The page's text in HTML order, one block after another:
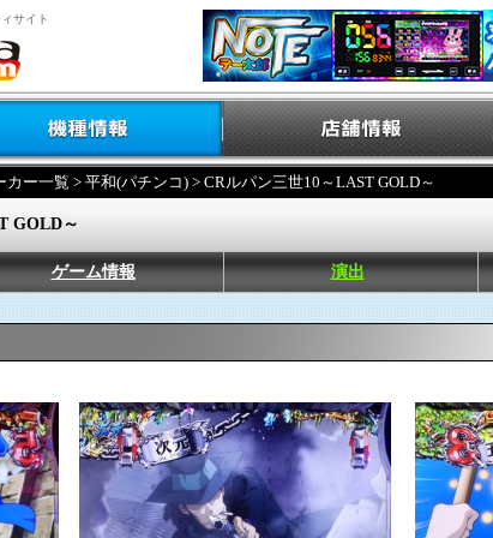
サイト
カー一覧 > 平和(パチンコ) > CRルパン三世10～LAST GOLD～
GOLD～
ゲーム情報 演出